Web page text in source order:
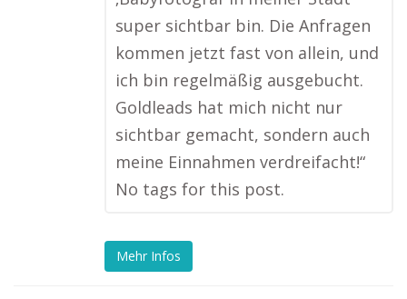
super sichtbar bin. Die Anfragen
kommen jetzt fast von allein, und
ich bin regelmäßig ausgebucht.
Goldleads hat mich nicht nur
sichtbar gemacht, sondern auch
meine Einnahmen verdreifacht!“
No tags for this post.
Mehr Infos